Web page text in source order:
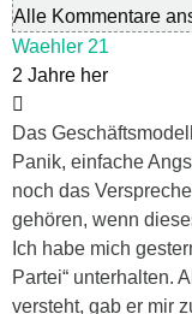
Alle Kommentare
Waehler 21
2 Jahre her
Das
Panik, einfache
noch das
gehören, wenn
Ich habe mich
Partei“ unterhalten.
versteht, gab er mir